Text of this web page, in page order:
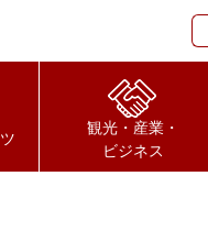
観光・産業・
ビジネス